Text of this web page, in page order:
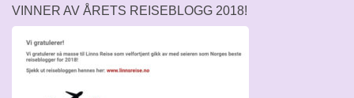
VINNER AV ÅRETS REISEBLOGG 2018!